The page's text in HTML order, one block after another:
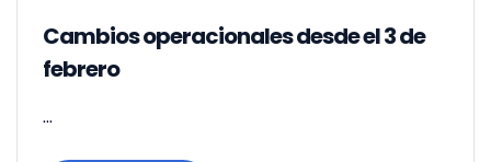
Cambios operacionales desde el 3 de
febrero
...